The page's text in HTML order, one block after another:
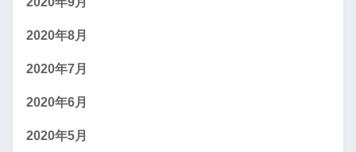
2020年8月
2020年7月
2020年6月
2020年5月